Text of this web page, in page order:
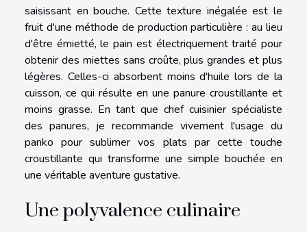
saisissant en bouche. Cette texture inégalée est le
fruit d'une méthode de production particulière : au lieu
d'être émietté, le pain est électriquement traité pour
obtenir des miettes sans croûte, plus grandes et plus
légères. Celles-ci absorbent moins d'huile lors de la
cuisson, ce qui résulte en une panure croustillante et
moins grasse. En tant que chef cuisinier spécialiste
des panures, je recommande vivement l'usage du
panko pour sublimer vos plats par cette touche
croustillante qui transforme une simple bouchée en
une véritable aventure gustative.
Une polyvalence culinaire